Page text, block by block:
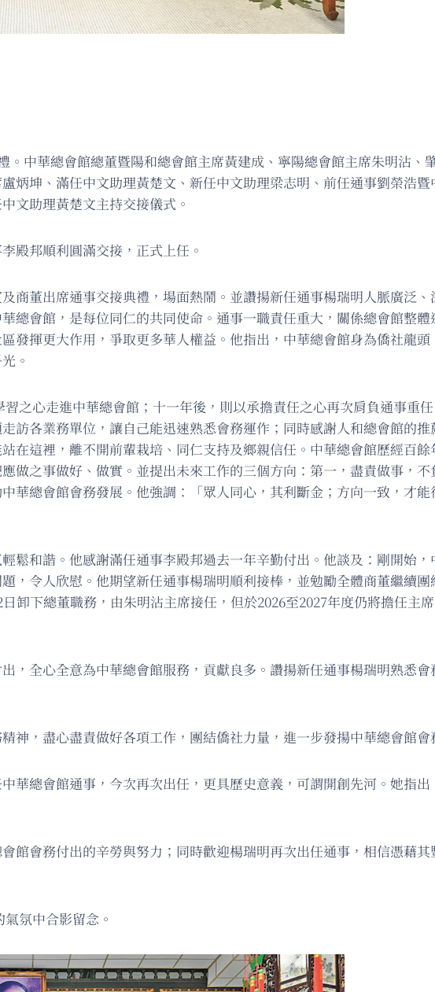
中華總會館總董暨陽和總會館主席黃建成、寧陽總會館主席朱明沾、
炳坤、滿任中文助理黃楚文、新任中文助理梁志明、前任通事劉榮浩
文助理黃楚文主持交接儀式。
殿邦順利圓滿交接，正式上任。
商董出席通事交接典禮，場面熱鬧。並讚揚新任通事楊瑞明人脈廣泛
總會館，是每位同仁的共同使命。通事一職責任重大，關係總會館整
發揮更大作用，爭取更多華人權益。他指出，中華總會館身為僑社龍
。
之心走進中華總會館；十一年後，則以承擔責任之心再次肩負通事重
訪各業務單位，讓自己能迅速熟悉會務運作；同時感謝人和總會館的推
在這裡，離不開前輩栽培、同仁支持及鄉親信任。中華總會館歷經百
做之事做好、做實。並提出未來工作的三個方向：第一，盡責做事，
華總會館會務發展。他強調：「眾人同心，其利斷金；方向一致，才
鬆和諧。他感謝滿任通事李殿邦過去一年辛勤付出。他談及：剛開始
，令人欣慰。他期望新任通事楊瑞明順利接棒，並勉勵全體商董繼續
卸下總董職務，由朱明沾主席接任，但於2026至2027年度仍將擔任主
，全心全意為中華總會館服務，貢獻良多。讚揚新任通事楊瑞明熟悉
神，盡心盡責做好各項工作，團結僑社力量，進一步發揚中華總會館會
華總會館通事，今次再次出任，更具歷史意義，可謂開創先河。她指
館會務付出的辛勞與努力；同時歡迎楊瑞明再次出任通事，相信憑藉
氛中合影留念。